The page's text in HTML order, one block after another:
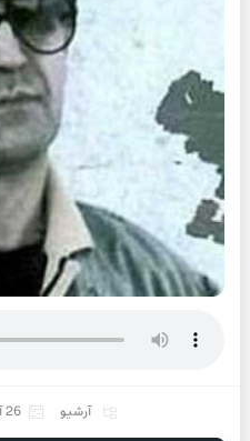
آرشیو 26 آبان 1401